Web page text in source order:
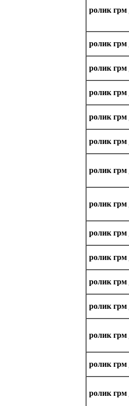
ролик грм
ролик грм
ролик грм
ролик грм
ролик грм
ролик грм
ролик грм
ролик грм
ролик грм
ролик грм
ролик грм
ролик грм
ролик грм
ролик грм
ролик грм